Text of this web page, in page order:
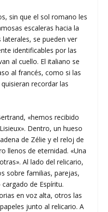
sin que el sol romano les
escaleras hacia la
laterales, se pueden ver
identificables por las
al cuello. El italiano se
al francés, como si las
recordar las
«hemos recibido
Dentro, un hueso
de Zélie y el reloj de
llenos de eternidad. «Una
Al lado del relicario,
sobre familias, parejas,
de Espíritu.
en voz alta, otros las
junto al relicario. A